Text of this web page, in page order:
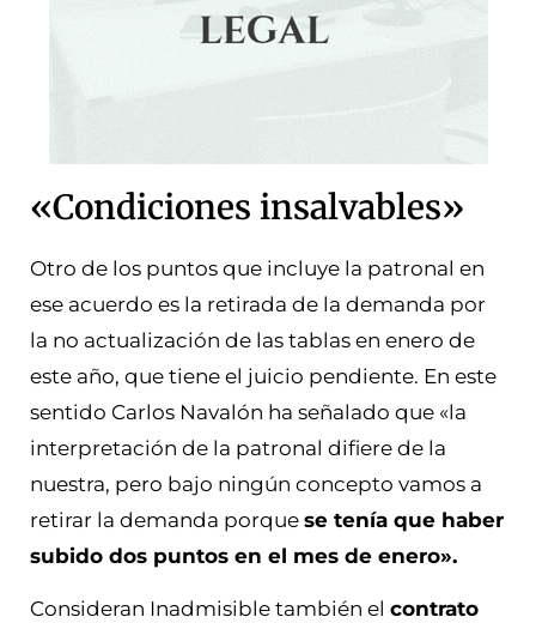
«Condiciones insalvables»
Otro de los puntos que incluye la patronal en
ese acuerdo es la retirada de la demanda por
la no actualización de las tablas en enero de
este año, que tiene el juicio pendiente. En este
sentido Carlos Navalón ha señalado que «la
interpretación de la patronal difiere de la
nuestra, pero bajo ningún concepto vamos a
retirar la demanda porque se tenía que haber
subido dos puntos en el mes de enero».
Consideran Inadmisible también el contrato